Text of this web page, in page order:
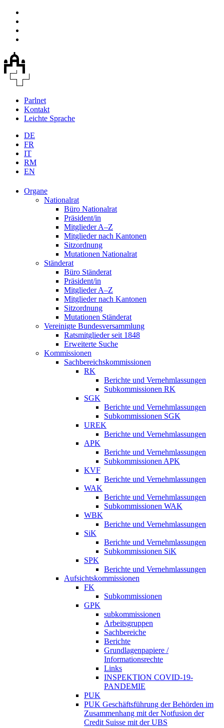
Parlnet
Kontakt
Leichte Sprache
DE
FR
IT
RM
EN
Organe
Nationalrat
Büro Nationalrat
Präsident/in
Mitglieder A–Z
Mitglieder nach Kantonen
Sitzordnung
Mutationen Nationalrat
Ständerat
Büro Ständerat
Präsident/in
Mitglieder A–Z
Mitglieder nach Kantonen
Sitzordnung
Mutationen Ständerat
Vereinigte Bundesversammlung
Ratsmitglieder seit 1848
Erweiterte Suche
Kommissionen
Sachbereichskommissionen
RK
Berichte und Vernehmlassungen
Subkommissionen RK
SGK
Berichte und Vernehmlassungen
Subkommissionen SGK
UREK
Berichte und Vernehmlassungen
APK
Berichte und Vernehmlassungen
Subkommissionen APK
KVF
Berichte und Vernehmlassungen
WAK
Berichte und Vernehmlassungen
Subkommissionen WAK
WBK
Berichte und Vernehmlassungen
SiK
Berichte und Vernehmlassungen
Subkommissionen SiK
SPK
Berichte und Vernehmlassungen
Aufsichtskommissionen
FK
Subkommissionen
GPK
subkommissionen
Arbeitsgruppen
Sachbereiche
Berichte
Grundlagenpapiere /
Informationsrechte
Links
INSPEKTION COVID-19-
PANDEMIE
PUK
PUK Geschäftsführung der Behörden im
Zusammenhang mit der Notfusion der
Credit Suisse mit der UBS